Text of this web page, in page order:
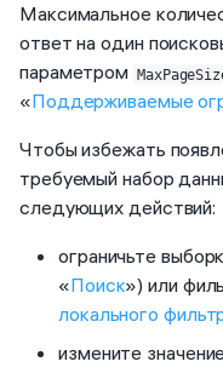
Максимальное
ответ на один
параметром
«Поддерживаемые
Чтобы избежать
требуемый набор
следующих действий:
ограничьте
«Поиск») или
локального
измените